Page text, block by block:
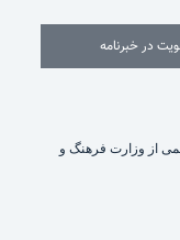
در خبرنامه
از وزارت فرهنگ و